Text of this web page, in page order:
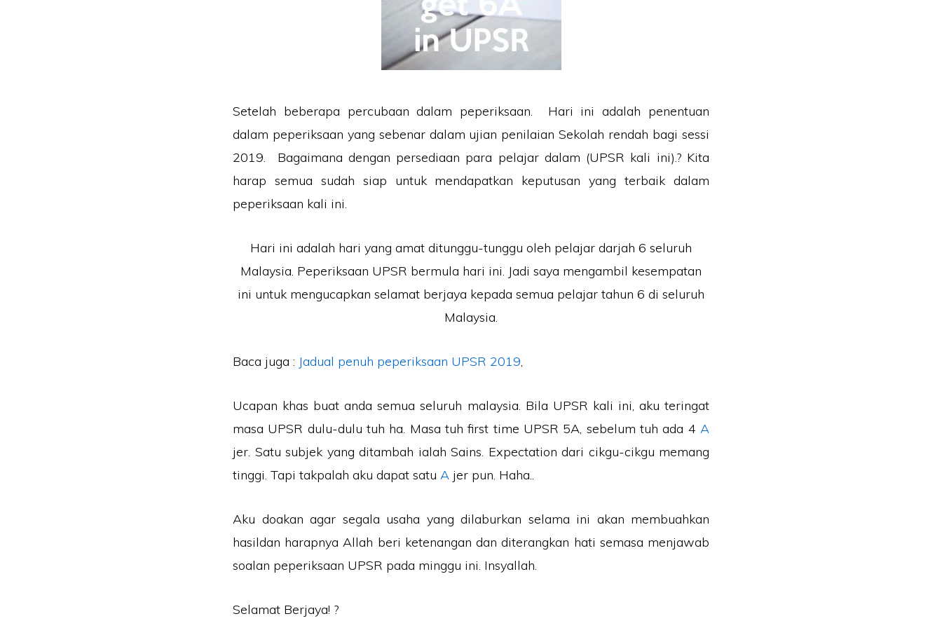
Setelah beberapa percubaan dalam peperiksaan. Hari ini adalah penentuan
dalam peperiksaan yang sebenar dalam ujian penilaian Sekolah rendah bagi sessi
2019. Bagaimana dengan persediaan para pelajar dalam (UPSR kali ini).? Kita
harap semua sudah siap untuk mendapatkan keputusan yang terbaik dalam
peperiksaan kali ini.
Hari ini adalah hari yang amat ditunggu-tunggu oleh pelajar darjah 6 seluruh
Malaysia. Peperiksaan UPSR bermula hari ini. Jadi saya mengambil kesempatan
ini untuk mengucapkan selamat berjaya kepada semua pelajar tahun 6 di seluruh
Malaysia.
Baca juga : Jadual penuh peperiksaan UPSR 2019,
Ucapan khas buat anda semua seluruh malaysia. Bila UPSR kali ini, aku teringat
masa UPSR dulu-dulu tuh ha. Masa tuh first time UPSR 5A, sebelum tuh ada 4 A
jer. Satu subjek yang ditambah ialah Sains. Expectation dari cikgu-cikgu memang
tinggi. Tapi takpalah aku dapat satu A jer pun. Haha..
Aku doakan agar segala usaha yang dilaburkan selama ini akan membuahkan
hasildan harapnya Allah beri ketenangan dan diterangkan hati semasa menjawab
soalan peperiksaan UPSR pada minggu ini. Insyallah.
Selamat Berjaya! ?